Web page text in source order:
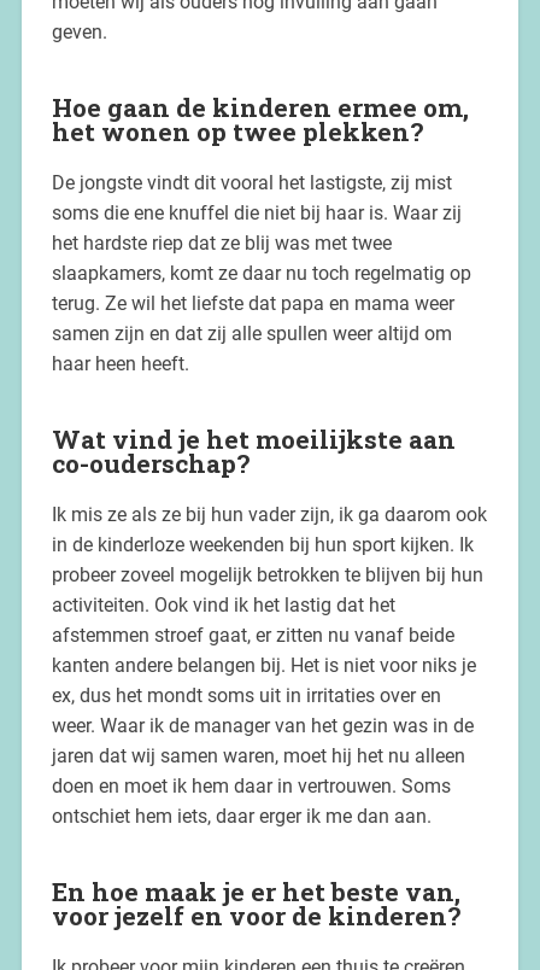
geven.
Hoe gaan de kinderen ermee om,
het wonen op twee plekken?
De jongste vindt dit vooral het lastigste, zij mist
soms die ene knuffel die niet bij haar is. Waar zij
het hardste riep dat ze blij was met twee
slaapkamers, komt ze daar nu toch regelmatig op
terug. Ze wil het liefste dat papa en mama weer
samen zijn en dat zij alle spullen weer altijd om
haar heen heeft.
Wat vind je het moeilijkste aan
co-ouderschap?
Ik mis ze als ze bij hun vader zijn, ik ga daarom ook
in de kinderloze weekenden bij hun sport kijken. Ik
probeer zoveel mogelijk betrokken te blijven bij hun
activiteiten. Ook vind ik het lastig dat het
afstemmen stroef gaat, er zitten nu vanaf beide
kanten andere belangen bij. Het is niet voor niks je
ex, dus het mondt soms uit in irritaties over en
weer. Waar ik de manager van het gezin was in de
jaren dat wij samen waren, moet hij het nu alleen
doen en moet ik hem daar in vertrouwen. Soms
ontschiet hem iets, daar erger ik me dan aan.
En hoe maak je er het beste van,
voor jezelf en voor de kinderen?